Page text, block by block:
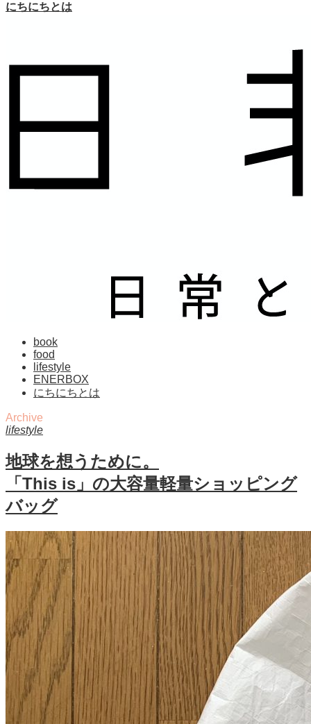
にちにちとは
book
food
lifestyle
ENERBOX
にちにちとは
Archive
lifestyle
地球を想うために。
「This is」の大容量軽量ショッピング
バッグ